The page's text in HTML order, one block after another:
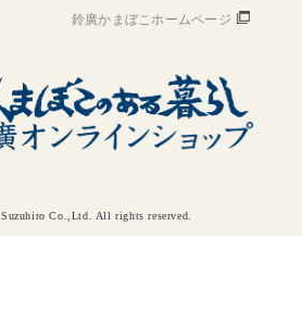
鈴廣かまぼこホームページ
Suzuhiro Co.,Ltd. All rights reserved.